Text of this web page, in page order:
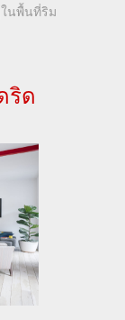
นพื้นที่ริม
ริด